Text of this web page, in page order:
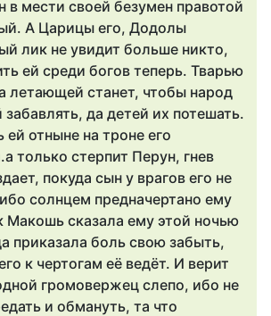
в мести своей безумен правотой
А Царицы его, Додолы
лик не увидит больше никто,
ей среди богов теперь. Тварью
летающей станет, чтобы народ
да детей их потешать.
ей отныне на троне его
только стерпит Перун, гнев
покуда сын у врагов его не
солнцем предначертано ему
Макошь сказала ему этой ночью
приказала боль свою забыть,
к чертогам её ведёт. И верит
громовержец слепо, ибо не
и обмануть, та что